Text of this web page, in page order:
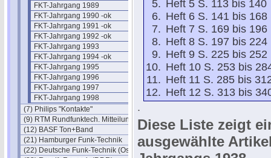
FKT-Jahrgang 1989
FKT-Jahrgang 1990 -ok
FKT-Jahrgang 1991 -ok
FKT-Jahrgang 1992 -ok
FKT-Jahrgang 1993
FKT-Jahrgang 1994 -ok
FKT-Jahrgang 1995
FKT-Jahrgang 1996
FKT-Jahrgang 1997
FKT-Jahrgang 1998
(7) Philips "Kontakte"
(9) RTM Rundfunktech. Mitteilungen
(12) BASF Ton+Band
(21) Hamburger Funk-Technik
(22) Deutsche Funk-Technik (Ost)
Heft 5 S. 113 bis 140
Heft 6 S. 141 bis 168
Heft 7 S. 169 bis 196
Heft 8 S. 197 bis 224
Heft 9 S. 225 bis 252
Heft 10 S. 253 bis
Heft 11 S. 285 bis
Heft 12 S. 313 bis
.
Diese Liste zeigt
ausgewählte